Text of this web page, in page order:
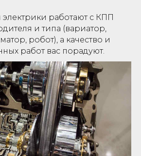
работают с КПП
и типа (вариатор,
робот), а качество и
работ вас порадуют.